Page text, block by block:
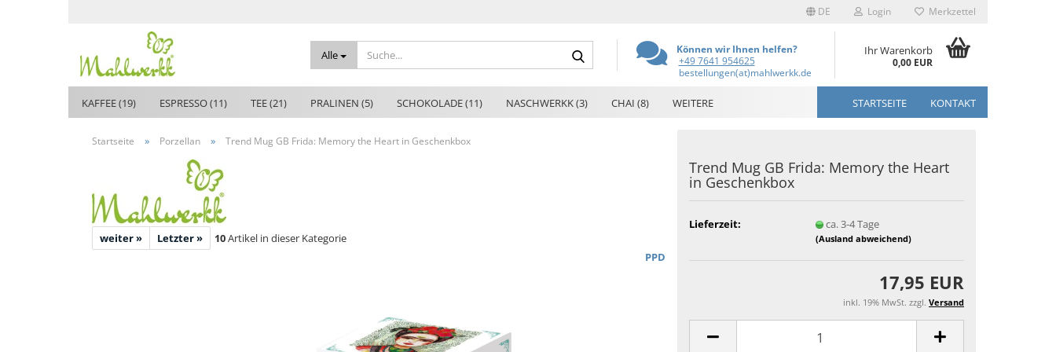
DE Login Merkzettel
Alle
Können wir Ihnen helfen?
+49 7641 954625
bestellungen(at)mahlwerkk.de
Ihr Warenkorb
0,00 EUR
KAFFEE (19) ESPRESSO (11) TEE (21) PRALINEN (5) SCHOKOLADE (11) NASCHWERKK (3) CHAI (8) STARTSEITE KONTAKT
WEITERE
Startseite » Porzellan » Trend Mug GB Frida: Memory the Heart in Geschenkbox
weiter » Letzter » 10Artikel in dieser Kategorie
PPD
Trend Mug GB Frida: Memory the Heart
in Geschenkbox
Lieferzeit: ca. 3-4 Tage
(Ausland abweichend)
17,95 EUR
inkl. 19% MwSt. zzgl. Versand